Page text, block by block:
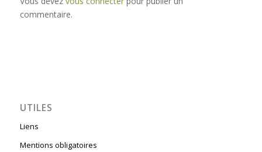
commentaire.
UTILES
Liens
Mentions obligatoires